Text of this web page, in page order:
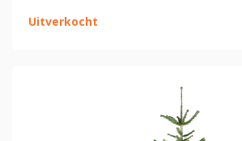
Uitverkocht